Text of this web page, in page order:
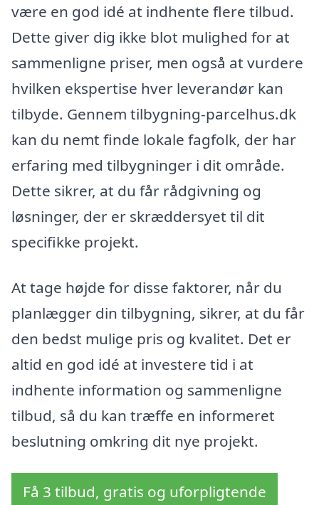
være en god idé at indhente flere tilbud.
Dette giver dig ikke blot mulighed for at
sammenligne priser, men også at vurdere
hvilken ekspertise hver leverandør kan
tilbyde. Gennem tilbygning-parcelhus.dk
kan du nemt finde lokale fagfolk, der har
erfaring med tilbygninger i dit område.
Dette sikrer, at du får rådgivning og
løsninger, der er skræddersyet til dit
specifikke projekt.
At tage højde for disse faktorer, når du
planlægger din tilbygning, sikrer, at du får
den bedst mulige pris og kvalitet. Det er
altid en god idé at investere tid i at
indhente information og sammenligne
tilbud, så du kan træffe en informeret
beslutning omkring dit nye projekt.
Få 3 tilbud, gratis og uforpligtende